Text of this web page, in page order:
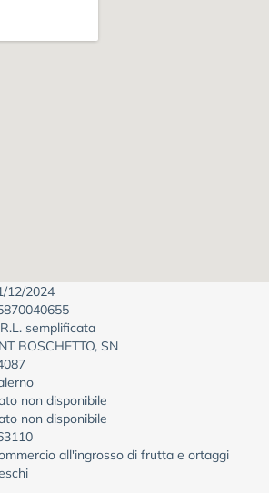
12/2024
semplificata
BOSCHETTO, SN
non disponibile
non disponibile
all'ingrosso di frutta e ortaggi